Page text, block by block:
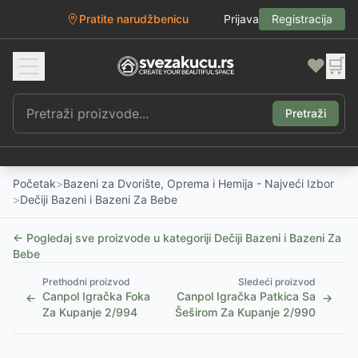
Pratite narudžbenicu Prijava Registracija
❤️ 🛒
Pretraži
Početak>Bazeni za Dvorište, Oprema i Hemija - Najveći Izbor
>Dečiji Bazeni i Bazeni Za Bebe
← Pogledaj sve proizvode u kategoriji Dečiji Bazeni i Bazeni Za
Bebe
←
Prethodni proizvod
Canpol Igračka Foka
Za Kupanje 2/994
Sledeći proizvod
Canpol Igračka Patkica Sa
Šeširom Za Kupanje 2/990
→